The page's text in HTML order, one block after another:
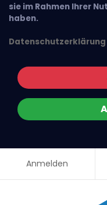
sie im Rahmen Ihrer
haben.
Anmelden